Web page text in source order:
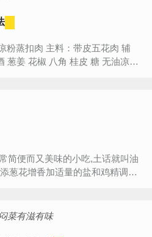
带皮五花肉 辅
葱花增香加适量的盐和鸡精调味